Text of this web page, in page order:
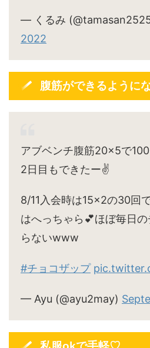
— くるみ
2022
腹筋ができるように
アブベンチ腹筋20×5で
2日目もできたー✌️
8/11入会時は15×2の30回
はへっちゃら💕ほぼ毎日
らないwww
#チョコザップ
— Ayu (@ayu2may)